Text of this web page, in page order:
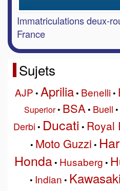
Immatriculations deux-
France
Sujets
AJP • Aprilia• Benelli•
Superior• BSA• Buell •
Derbi • Ducati • Royal
• Moto Guzzi •
Honda• Husaberg •
• Indian • Kawasaki